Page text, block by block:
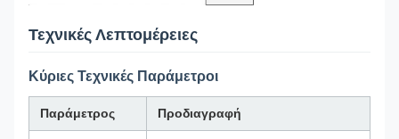
Τεχνικές Λεπτομέρειες
Κύριες Τεχνικές Παράμετροι
Παράμετρος Προδιαγραφή